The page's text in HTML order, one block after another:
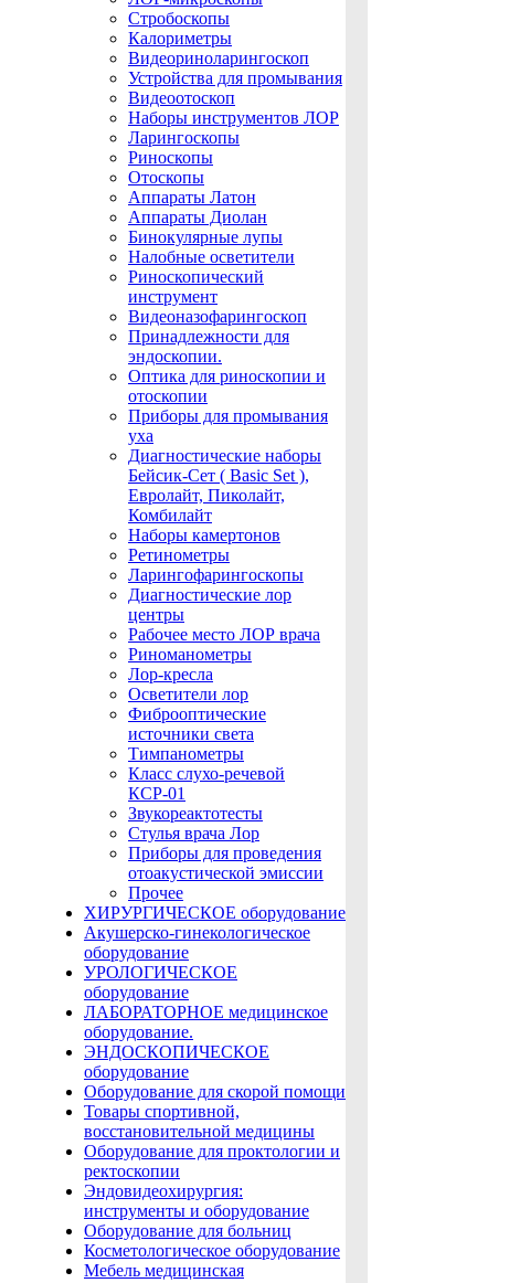
Стробоскопы
Калориметры
Видеориноларингоскоп
Устройства для промывания
Видеоотоскоп
Наборы инструментов ЛОР
Ларингоскопы
Риноскопы
Отоскопы
Аппараты Латон
Аппараты Диолан
Бинокулярные лупы
Налобные осветители
Риноскопический
инструмент
Видеоназофарингоскоп
Принадлежности для
эндоскопии.
Оптика для риноскопии и
отоскопии
Приборы для промывания
уха
Диагностические наборы
Бейсик-Сет ( Basic Set ),
Евролайт, Пиколайт,
Комбилайт
Наборы камертонов
Ретинометры
Ларингофарингоскопы
Диагностические лор
центры
Рабочее место ЛОР врача
Риноманометры
Лор-кресла
Осветители лор
Фиброоптические
источники света
Тимпанометры
Класс слухо-речевой
КСР-01
Звукореактотесты
Стулья врача Лор
Приборы для проведения
отоакустической эмиссии
Прочее
ХИРУРГИЧЕСКОЕ оборудование
Акушерско-гинекологическое
оборудование
УРОЛОГИЧЕСКОЕ
оборудование
ЛАБОРАТОРНОЕ медицинское
оборудование.
ЭНДОСКОПИЧЕСКОЕ
оборудование
Оборудование для скорой помощи
Товары спортивной,
восстановительной медицины
Оборудование для проктологии и
ректоскопии
Эндовидеохирургия:
инструменты и оборудование
Оборудование для больниц
Косметологическое оборудование
Мебель медицинская